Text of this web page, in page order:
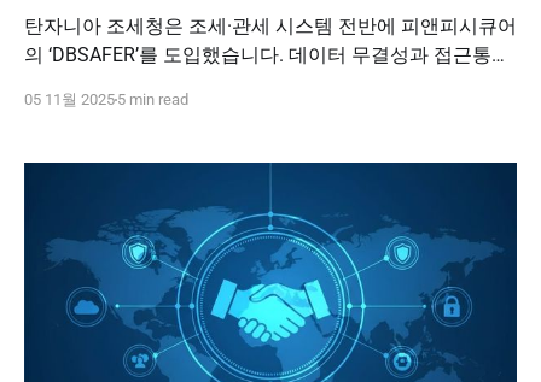
탄자니아 조세청은 조세·관세 시스템 전반에 피앤피시큐어
의 ‘DBSAFER’를 도입했습니다. 데이터 무결성과 접근통제
입니다.
05 11월 2025 5 min read